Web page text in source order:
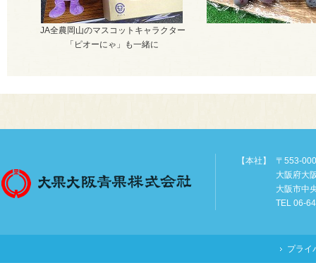
JA全農岡山のマスコットキャラクター
「ピオーにゃ」も一緒に
【本社】
〒553-
大阪府大
大阪市中
TEL 06-
プライ